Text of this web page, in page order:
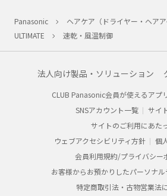
Panasonic ヘアケア（ドライヤー・ヘアア
ULTIMATE
速乾・風温制御
法人向け製品・ソリューション
CLUB Panasonic会員が使えるアプ
SNSアカウント一覧
サイ
サイトのご利用にあた
ウェブアクセシビリティ方針
個
会員利用規約/プライバシー
お客様からお預かりしたパーソナ
特定商取引法・古物営業法